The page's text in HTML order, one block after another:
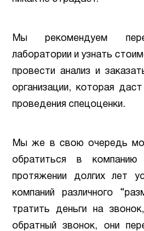
Мы рекомендуем
лаборатории и узнать
провести анализ и
организации, которая
проведения спецоценки.
Мы же в свою очередь
обратиться в
протяжении долгих лет
компаний различного
тратить деньги на
обратный звонок, они